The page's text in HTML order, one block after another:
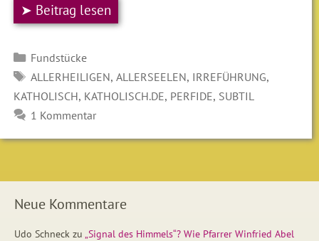
➤ Beitrag lesen
Kategorien
Fundstücke
SCHLAGWÖRTER
ALLERHEILIGEN, ALLERSEELEN, IRREFÜHRUNG,
KATHOLISCH, KATHOLISCH.DE, PERFIDE, SUBTIL
1 Kommentar
Neue Kommentare
Udo Schneck zu „Signal des Himmels“? Wie Pfarrer Winfried Abel